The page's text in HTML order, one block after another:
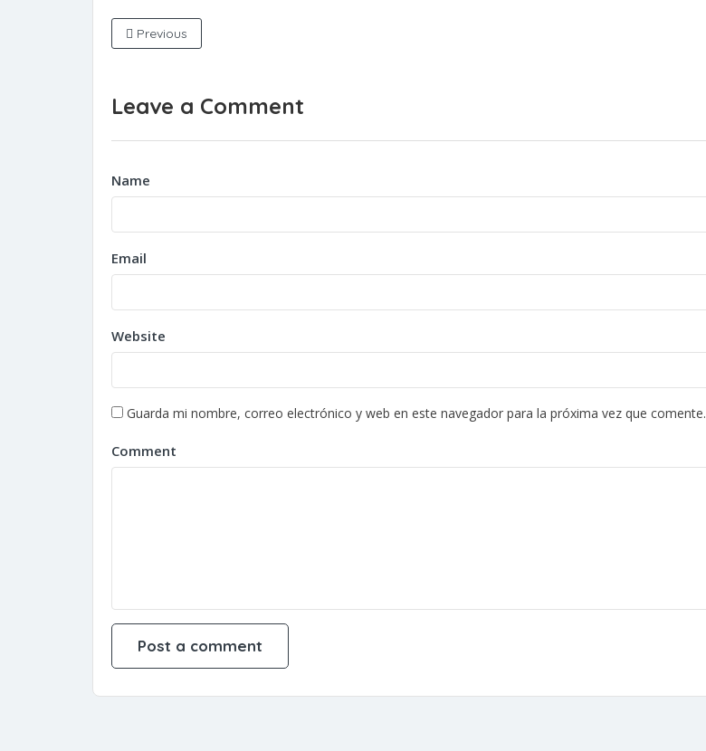
Previous
Leave a Comment
Name
Email
Website
Guarda mi nombre, correo electrónico y web en este navegador para la próxima vez que comente.
Comment